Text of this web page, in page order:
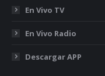
En Vivo TV
En Vivo Radio
Descargar APP